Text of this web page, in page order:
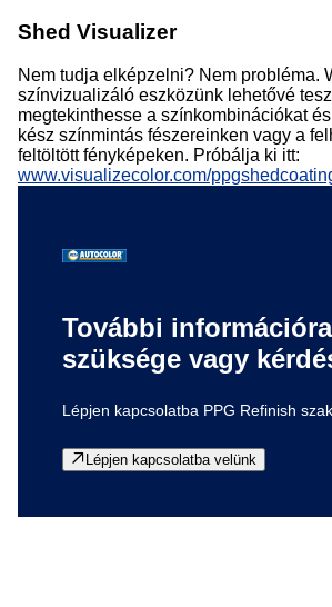
Shed Visualizer
Nem tudja elképzelni? Nem probléma.
színvizualizáló eszközünk lehetővé
megtekinthesse a színkombinációkat
kész színmintás fészereinken vagy a
feltöltött fényképeken. Próbálja ki itt:
www.visualizecolor.com/
További
szüksége vagy
Lépjen kapcsolatba PPG Refinish
Lépjen kapcsolatba velünk